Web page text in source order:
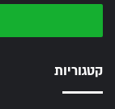
כתובת
שלך
קטגוריות